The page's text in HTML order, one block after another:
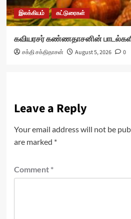
இலக்கியம் கட்டுரைகள்
கவியரசர் கண்ணதாசனின்
சக்தி சக்திதாசன் August 5, 2026 0
Leave a Reply
Your email address will not be
are marked *
Comment *